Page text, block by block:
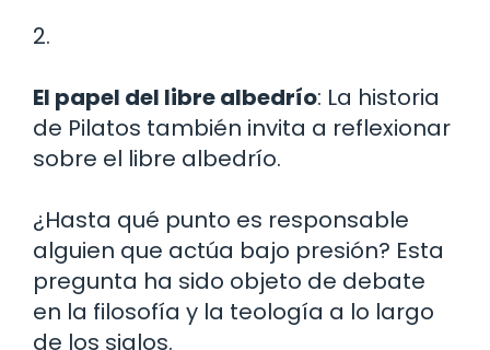
2.
El papel del libre albedrío: La historia
de Pilatos también invita a reflexionar
sobre el libre albedrío.
¿Hasta qué punto es responsable
alguien que actúa bajo presión? Esta
pregunta ha sido objeto de debate
en la filosofía y la teología a lo largo
de los siglos.